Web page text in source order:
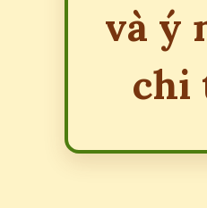
và ý
chi